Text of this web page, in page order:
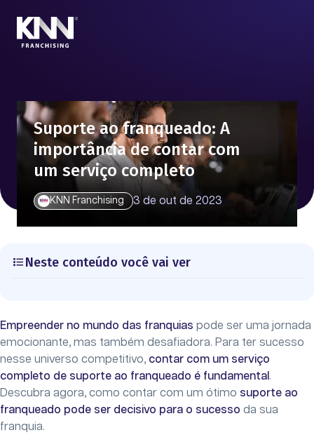
Suporte ao franqueado: A
importância de contar com
um serviço completo
KNN Franchising 3 de out de 2023
Neste conteúdo você vai ver
Empreender no mundo das franquias pode ser uma jornada
emocionante, mas também desafiadora. Para ter sucesso
nesse universo competitivo, contar com um serviço
completo de suporte ao franqueado é fundamental .
Descubra agora, como contar com um ótimo suporte ao
franqueado pode ser decisivo para o sucesso da sua
franquia.